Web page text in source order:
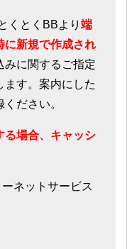
くとくBBより 端
に新規で作成され
みに関するご指定
ます。案内にした
ださい。
る場合、キャッシ
ネットサービス